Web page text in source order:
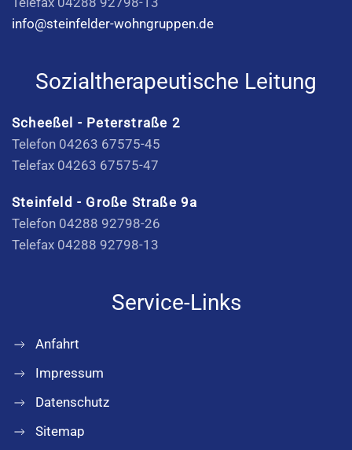
info@steinfelder-wohngruppen.de
Sozialtherapeutische Leitung
Scheeßel - Peterstraße 2
Telefon 04263 67575-45
Telefax 04263 67575-47
Steinfeld - Große Straße 9a
Telefon 04288 92798-26
Telefax 04288 92798-13
Service-Links
Anfahrt
Impressum
Datenschutz
Sitemap